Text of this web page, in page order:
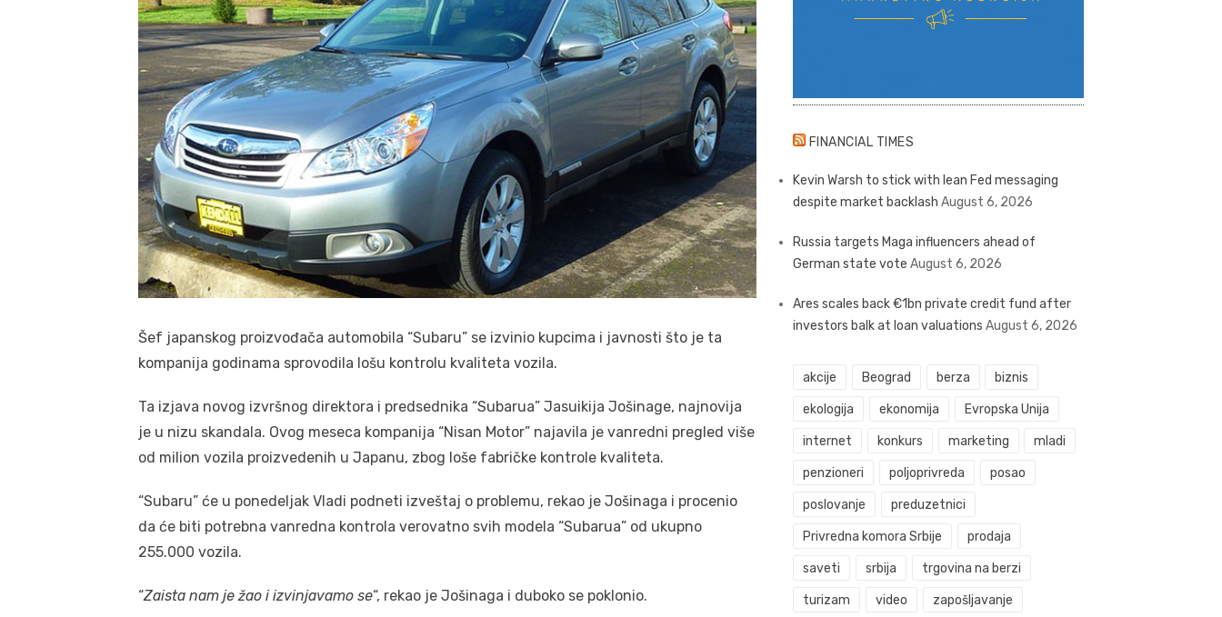
Šef japanskog proizvođača automobila “Subaru” se izvinio kupcima i javnosti što je ta
kompanija godinama sprovodila lošu kontrolu kvaliteta vozila.
Ta izjava novog izvršnog direktora i predsednika “Subarua” Jasuikija Jošinage, najnovija
je u nizu skandala. Ovog meseca kompanija “Nisan Motor” najavila je vanredni pregled više
od milion vozila proizvedenih u Japanu, zbog loše fabričke kontrole kvaliteta.
“Subaru” će u ponedeljak Vladi podneti izveštaj o problemu, rekao je Jošinaga i procenio
da će biti potrebna vanredna kontrola verovatno svih modela “Subarua” od ukupno
255.000 vozila.
“Zaista nam je žao i izvinjavamo se“, rekao je Jošinaga i duboko se poklonio.
FINANCIAL TIMES
Kevin Warsh to stick with lean Fed messaging
despite market backlash August 6, 2026
Russia targets Maga influencers ahead of
German state vote August 6, 2026
Ares scales back €1bn private credit fund after
investors balk at loan valuations August 6, 2026
akcije Beograd berza biznis
ekologija ekonomija Evropska Unija
internet konkurs marketing mladi
penzioneri poljoprivreda posao
poslovanje preduzetnici
Privredna komora Srbije prodaja
saveti srbija trgovina na berzi
turizam video zapošljavanje